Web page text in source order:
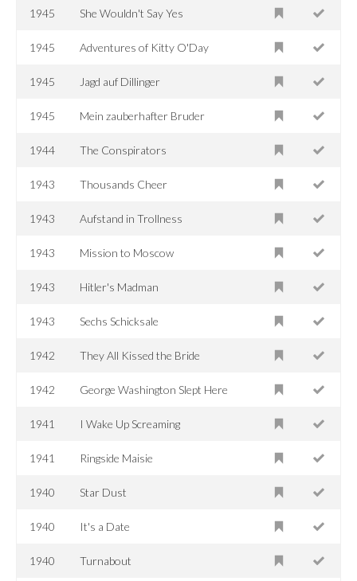
1945 She Wouldn't Say Yes
1945 Adventures of Kitty O'Day
1945 Jagd auf Dillinger
1945 Mein zauberhafter Bruder
1944 The Conspirators
1943 Thousands Cheer
1943 Aufstand in Trollness
1943 Mission to Moscow
1943 Hitler's Madman
1943 Sechs Schicksale
1942 They All Kissed the Bride
1942 George Washington Slept Here
1941 I Wake Up Screaming
1941 Ringside Maisie
1940 Star Dust
1940 It's a Date
1940 Turnabout